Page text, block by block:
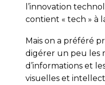
l’innovation
contient « tech » à
Mais on a préféré
digérer un peu les
d’informations et
visuelles et